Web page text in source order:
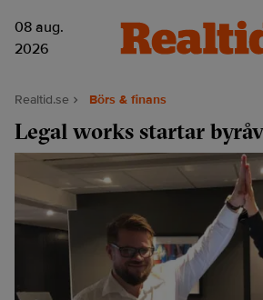
08 aug.
2026
Realtid.se Börs & finans
Legal works startar